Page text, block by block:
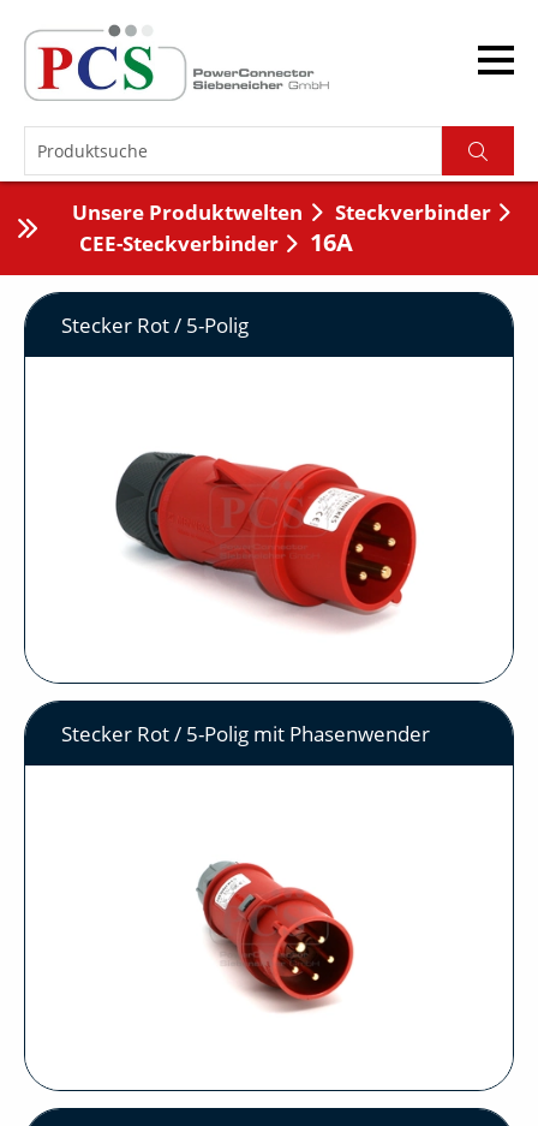
Unsere Produktwelten
Steckverbinder
CEE-Steckverbinder
16A
Stecker Rot / 5-Polig
Stecker Rot / 5-Polig mit Phasenwender